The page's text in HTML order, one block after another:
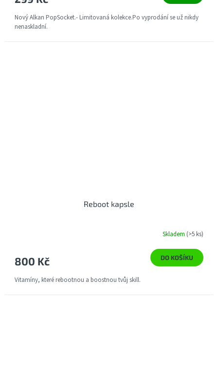
Nový Alkan PopSocket.- Limitovaná kolekce.Po vyprodání se už nikdy
nenaskladní.
Reboot kapsle
Skladem (>5 ks)
800 Kč DO KOŠÍKU
Vitamíny, které rebootnou a boostnou tvůj skill.